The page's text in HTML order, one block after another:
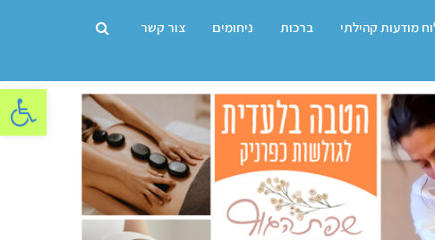
פתח
מודעות קהילתי ברכות ניחומים צור קשר